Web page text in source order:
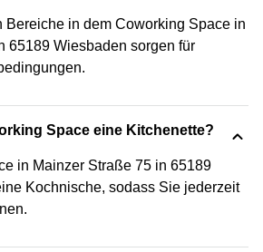
Bereiche in dem Coworking Space in
65189 Wiesbaden sorgen für
Space eine Kitchenette?
in Mainzer Straße 75 in 65189
Kochnische, sodass Sie jederzeit